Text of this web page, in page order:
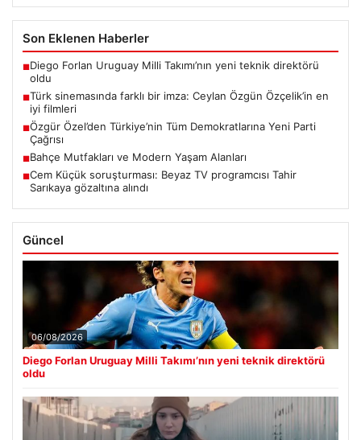
Son Eklenen Haberler
■Diego Forlan Uruguay Milli Takımı’nın yeni teknik direktörü
oldu
■Türk sinemasında farklı bir imza: Ceylan Özgün Özçelik’in en
iyi filmleri
■Özgür Özel’den Türkiye’nin Tüm Demokratlarına Yeni Parti
Çağrısı
■Bahçe Mutfakları ve Modern Yaşam Alanları
■Cem Küçük soruşturması: Beyaz TV programcısı Tahir
Sarıkaya gözaltına alındı
Güncel
06/08/2026
Diego Forlan Uruguay Milli Takımı’nın yeni teknik direktörü
oldu